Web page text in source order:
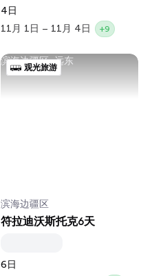
4日
11月 1日 – 11月 4日
+9
观光旅游
滨海边疆区, 远东
滨海边疆区
符拉迪沃斯托克6天
6日